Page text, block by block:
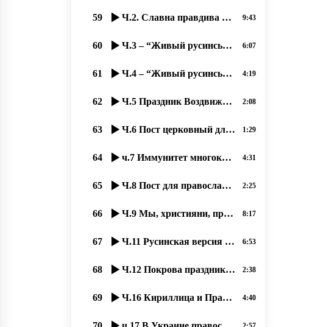
59 Ч.2. Славна правдива исторія русинов! 9:43
60 Ч.3 – “Живый русинськый язык“ з Оленов Копинець-Барта од 14.11.2019 6:07
61 Ч.4 – “Живый русинськый язык“ з Оленов Копинець-Барта од 15.11.2019 4:19
62 Ч.5 Праздник Воздвижения Креста Господня – любимый праздник наших людей 23.09.2020, прот. Д. Сидор 2:08
63 Ч.6 Пост церковный для вҍрных християн великое благо – и для души, и для тҍла, 24.09.2020, 1:29
64 ч.7 Иммунитет многократно усиливается при духовном образе жизни, 25.09.2020 прот. Димитрий Сидор 4:31
65 Ч.8 Пост для православных, особый подвиг, якый став любимым нашым людям. 26.09.2020, 2:25
66 Ч.9 Мы, християни, призваны к миру. 27.09.2020 прот. Димитрий Сидор 8:17
67 Ч.11 Русинская версия истории праздника “Покровы“, 02,10,2020, прот. Димитрий Сидор 6:53
68 Ч.12 Покрова праздник принесли русинам Кирилл и Мефодий. 03.10.2020, прот. Димитрий Сидор 2:38
69 Ч.16 Кириллица и Православие спасало РУСИНОВ от ассимиляции, 08.10.2020, прот. Димитрий Сидор 4:40